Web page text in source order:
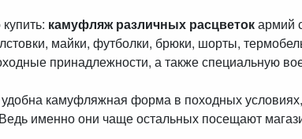
камуфляж различных расцветокармий
майки, футболки, брюки, шорты,
принадлежности, а также специальную
удобна камуфляжная форма в походных
Ведь именно они чаще остальных посещают